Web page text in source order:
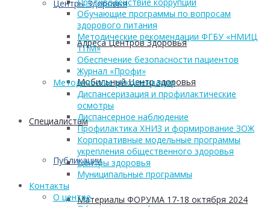
Центры Здоровья
Адреса Центров Здоровья
Мобильный Центр здоровья
Cпециалистам
Публикации
Материалы ФОРУМА 17-18 октября 2024
Обучающие программы по вопросам
здорового питания
Методические рекомендации ФГБУ «НМИЦ
ТПМ»
Обеспечение безопасности пациентов
Журнал «Профи»
Методические рекомендации
Диспансеризация и профилактические
осмотры
Диспансерное наблюдение
Профилактика ХНИЗ и формирование ЗОЖ
Корпоративные модельные программы
укрепления общественного здоровья
Центры здоровья
Муниципальные программы
Контакты
О центре